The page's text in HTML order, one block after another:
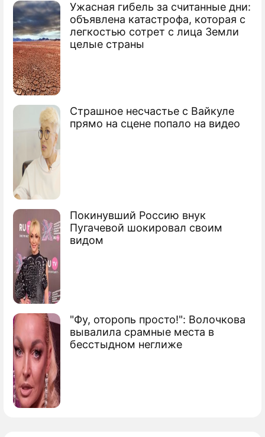
Ужасная гибель за считанные дни:
объявлена катастрофа, которая с
легкостью сотрет с лица Земли
целые страны
Страшное несчастье с Вайкуле
прямо на сцене попало на видео
Покинувший Россию внук
Пугачевой шокировал своим
видом
"Фу, оторопь просто!": Волочкова
вывалила срамные места в
бесстыдном неглиже
По теме
Моряки прогнали пиратов пивными
бутылками
Моряки отбивались от пиратов
рогатками
Отпущенные на волю пираты погибли в
море